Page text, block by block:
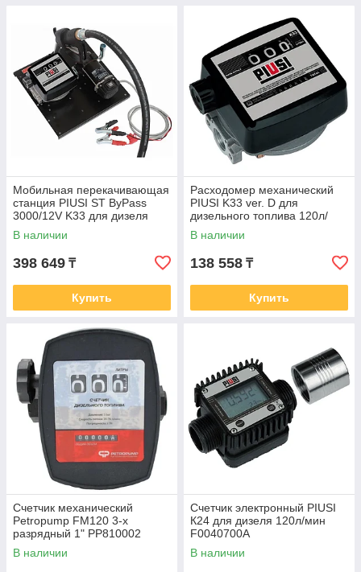
Мобильная перекачивающая
станция PIUSI ST ByPass
3000/12V K33 для дизеля
40л/мин F0023500B
В наличии
398 649 ₸
Купить
Расходомер механический
PIUSI K33 ver. D для
дизельного топлива 120л/
мин 000553000
В наличии
138 558 ₸
Купить
Счетчик механический
Petropump FM120 3-х
разрядный 1" PP810002
В наличии
Счетчик электронный PIUSI
К24 для дизеля 120л/мин
F0040700A
В наличии